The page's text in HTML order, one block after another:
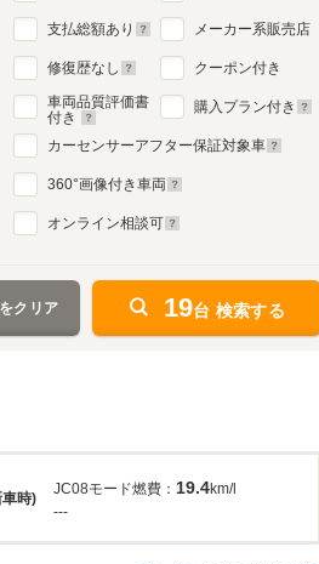
支払総額あり
修復歴なし
車両品質評価書
付き
メーカー系販売店
クーポン付き
購入プラン付き
カーセンサーアフター保証対象車
360°画像付き車両
オンライン相談可
クリア 19台 検索する
時)
JC08モード燃費： 19.4km/l
---